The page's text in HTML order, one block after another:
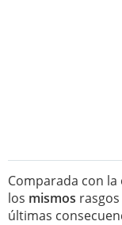
Comparada con
los mismos
últimas